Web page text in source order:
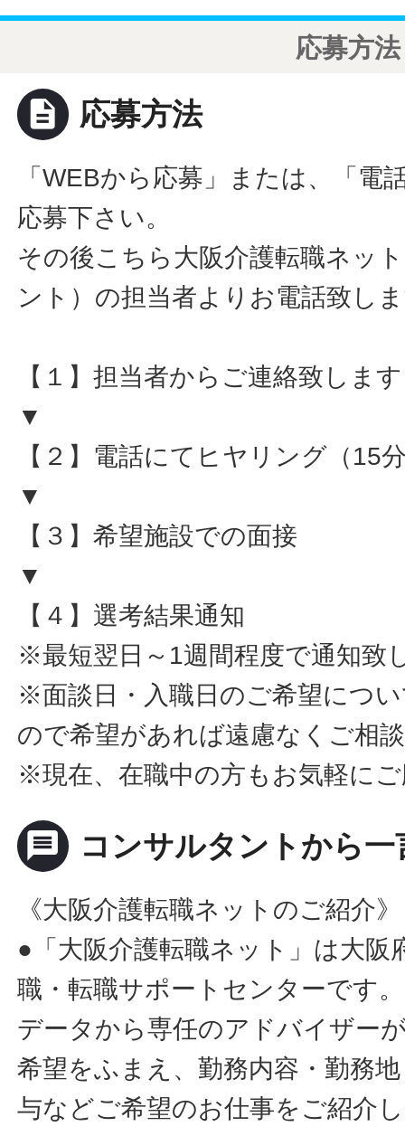
応募方法
description 応募方法
「WEBから応募」または、「電
応募下さい。
その後こちら大阪介護転職ネッ
ント）の担当者よりお電話致し
【１】担当者からご連絡致します
▼
【２】電話にてヒヤリング（15
▼
【３】希望施設での面接
▼
【４】選考結果通知
※最短翌日～1週間程度で通知致
※面談日・入職日のご希望につ
ので希望があれば遠慮なくご相
※現在、在職中の方もお気軽に
message コンサルタントから一
《大阪介護転職ネットのご紹介》
●「大阪介護転職ネット」は大阪
職・転職サポートセンターです
データから専任のアドバイザー
希望をふまえ、勤務内容・勤務
与などご希望のお仕事をご紹介